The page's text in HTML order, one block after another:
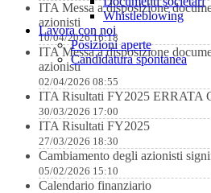
Whistleblowing
Lavora con noi
Posizioni aperte
Candidatura spontanea
ITA Messa a disposizione
azionisti
10/04/2026 16:18
ITA Messa a disposizione
azionisti
02/04/2026 08:55
ITA Risultati FY2025 ERRATA
30/03/2026 17:00
ITA Risultati FY2025
27/03/2026 18:30
Cambiamento degli azionisti
05/02/2026 15:10
Calendario finanziario